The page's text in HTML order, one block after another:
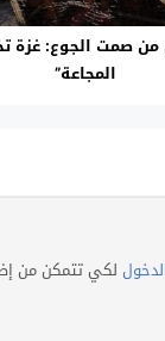
صمت الجوع: غزة
المجاعة”
لكي تتمكن من